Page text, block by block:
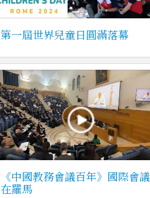
第一屆世界兒童日圓滿落幕
《中國教務會議百年》國際會議
在羅馬